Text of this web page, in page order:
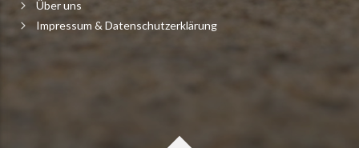
Über uns
Impressum & Datenschutzerklärung